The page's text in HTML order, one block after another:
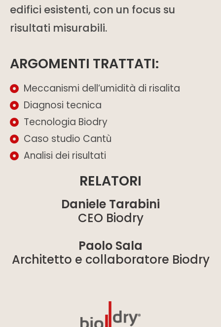
edifici esistenti, con un focus su
risultati misurabili.
ARGOMENTI TRATTATI:
Meccanismi dell’umidità di risalita
Diagnosi tecnica
Tecnologia Biodry
Caso studio Cantù
Analisi dei risultati
RELATORI
Daniele Tarabini
CEO Biodry
Paolo Sala
Architetto e collaboratore Biodry